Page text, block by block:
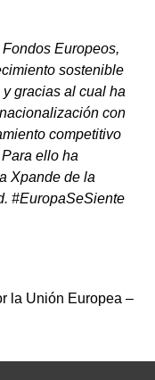
Europeos,
sostenible
gracias al cual ha
con
competitivo
ello ha
Xpande de la
#EuropaSeSiente
la Unión Europea –